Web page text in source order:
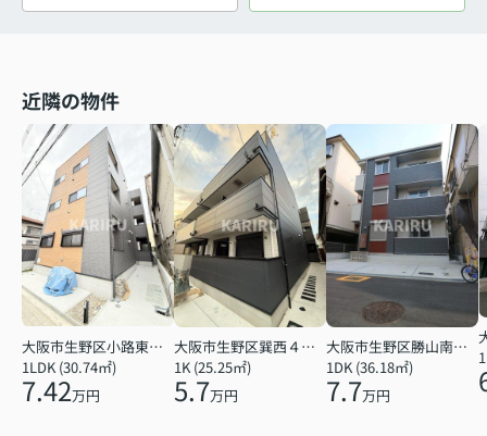
近隣の物件
大阪市生野区小路東５丁目
1LDK (30.74㎡)
7.42万円
大阪市生野区巽西４丁目
1K (25.25㎡)
5.7万円
大阪市生野区勝山南４丁目
1DK (36.18㎡)
7.7万円